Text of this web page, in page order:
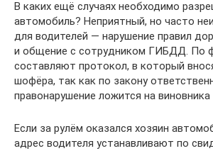
В каких ещё случаях необходимо
автомобиль? Неприятный, но часто
для водителей — нарушение правил
и общение с сотрудником ГИБДД. По
составляют протокол, в который
шофёра, так как по закону
правонарушение ложится на
Если за рулём оказался хозяин
адрес водителя устанавливают по